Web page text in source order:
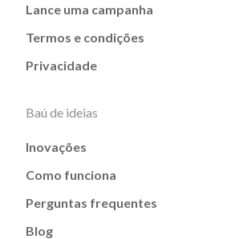
Lance uma campanha
Termos e condições
Privacidade
Baú de ideias
Inovações
Como funciona
Perguntas frequentes
Blog